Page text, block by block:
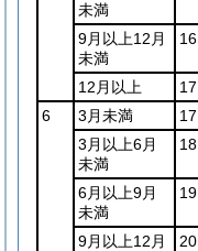
未満
9月以上12月
未満
16
12月以上 17
6
3月未満 17
3月以上6月
未満
18
6月以上9月
未満
19
9月以上12月
20